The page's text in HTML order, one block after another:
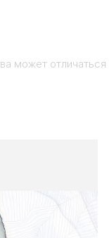
может отличаться